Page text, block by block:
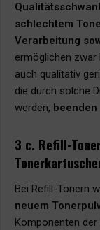
schlechtem
Verarbeitung
ermöglichen zwar
auch qualitativ
die durch solche
werden,
3 c. Refill-
Bei Refill-Tonern
neuem
Komponenten